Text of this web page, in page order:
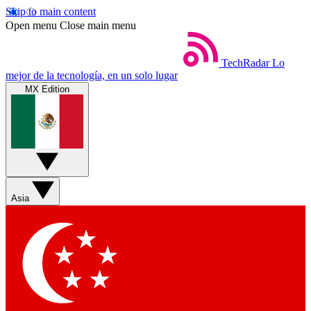
Skip to main content
Open menu Close main menu
TechRadar Lo
mejor de la tecnología, en un solo lugar
MX Edition
Asia